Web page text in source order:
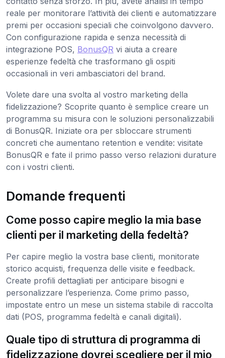
reale per monitorare l’attività dei clienti e automatizzare
premi per occasioni speciali che coinvolgono davvero.
Con configurazione rapida e senza necessità di
integrazione POS, BonusQR vi aiuta a creare
esperienze fedeltà che trasformano gli ospiti
occasionali in veri ambasciatori del brand.
Volete dare una svolta al vostro marketing della
fidelizzazione? Scoprite quanto è semplice creare un
programma su misura con le soluzioni personalizzabili
di BonusQR. Iniziate ora per sbloccare strumenti
concreti che aumentano retention e vendite: visitate
BonusQR e fate il primo passo verso relazioni durature
con i vostri clienti.
Domande frequenti
Come posso capire meglio la mia base
clienti per il marketing della fedeltà?
Per capire meglio la vostra base clienti, monitorate
storico acquisti, frequenza delle visite e feedback.
Create profili dettagliati per anticipare bisogni e
personalizzare l’esperienza. Come primo passo,
impostate entro un mese un sistema stabile di raccolta
dati (POS, programma fedeltà e canali digitali).
Quale tipo di struttura di programma di
fidelizzazione dovrei scegliere per il mio